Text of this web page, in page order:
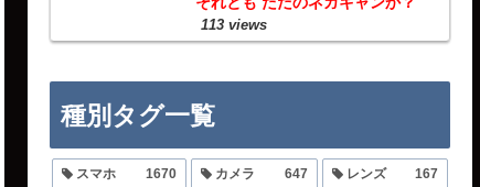
113 views
種別タグ一覧
スマホ 1670 カメラ 647 レンズ 167